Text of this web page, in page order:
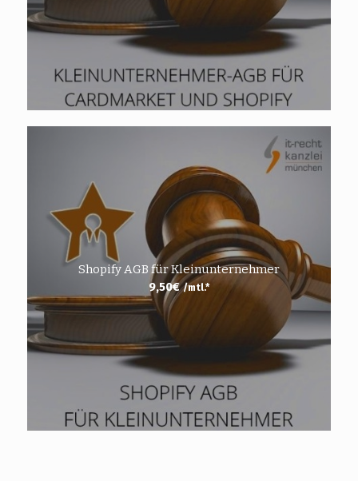
Shopify AGB für Kleinunternehmer
9,50€ /mtl.*